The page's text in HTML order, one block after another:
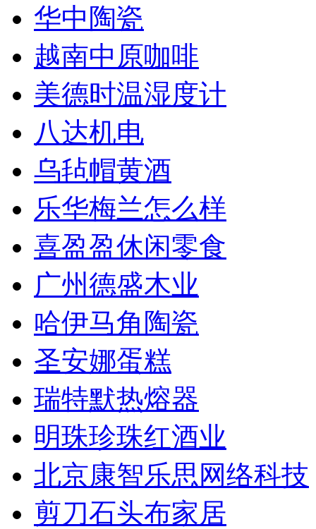
华中陶瓷
越南中原咖啡
美德时温湿度计
八达机电
乌毡帽黄酒
乐华梅兰怎么样
喜盈盈休闲零食
广州德盛木业
哈伊马角陶瓷
圣安娜蛋糕
瑞特默热熔器
明珠珍珠红酒业
北京康智乐思网络科技
剪刀石头布家居